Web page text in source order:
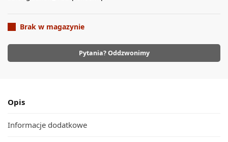
Brak w magazynie
Pytania? Oddzwonimy
Opis
Informacje dodatkowe